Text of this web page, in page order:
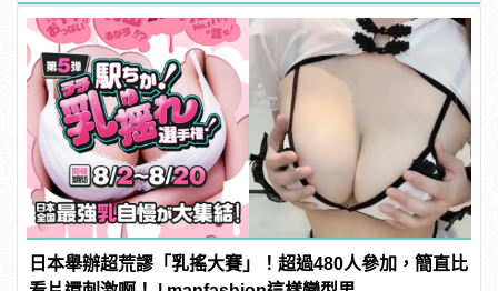
日本舉辦超荒謬「乳搖大賽」！超過480人參加，簡直比